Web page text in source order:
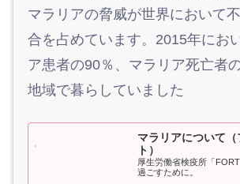
マラリアの脅威が世界において
合を占めています。2015年にお
ア患者の90％、マラリア死亡者
地域で暮らしていました
マラリアについて
ト）
厚生労働省検疫所「
過ごすために。